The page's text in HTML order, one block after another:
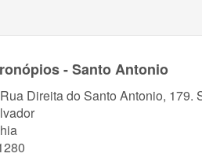
- Santo Antonio
Rua Direita do Santo Antonio, 179.